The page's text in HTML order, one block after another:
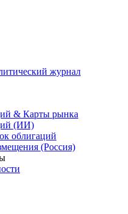
журнал
& Карты рынка
(ИИ)
облигаций
(Россия)